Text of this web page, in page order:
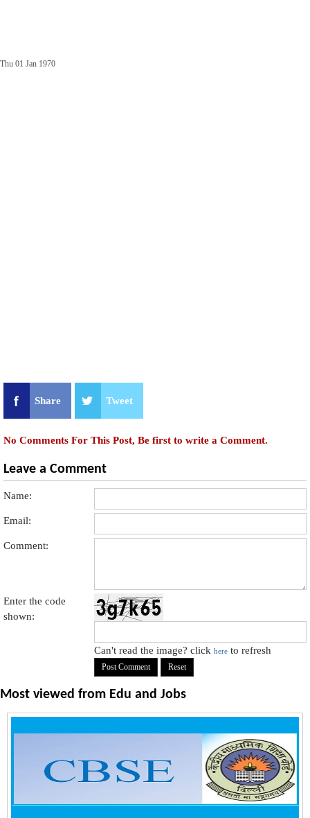
Thu 01 Jan 1970
Share Tweet
No Comments For This Post, Be first to write a Comment.
Leave a Comment
Name:
Email:
Comment:
Enter the code
shown:
Can't read the image? clickhere to refresh
Most viewed from Edu and Jobs